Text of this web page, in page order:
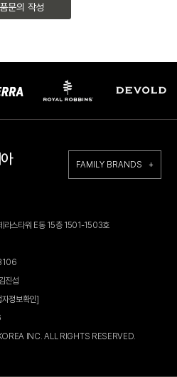
문의 작성
FAMILY BRANDS +
라스타워 E동 15층 1501-1503호
진섭
자정보확인]
INC. ALL RIGHTS RESERVED.